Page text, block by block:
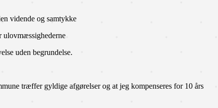
vidende og samtykke
ulovmæssighederne
uden begrundelse.
træffer gyldige afgørelser og at jeg kompenseres for 10 års